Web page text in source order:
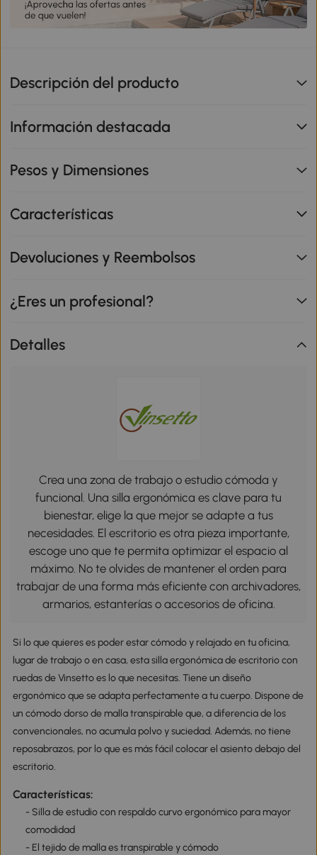
Descripción del producto
Información destacada
Pesos y Dimensiones
Características
Devoluciones y Reembolsos
¿Eres un profesional?
Detalles
Crea una zona de trabajo o estudio cómoda y
funcional. Una silla ergonómica es clave para tu
bienestar, elige la que mejor se adapte a tus
necesidades. El escritorio es otra pieza importante,
escoge uno que te permita optimizar el espacio al
máximo. No te olvides de mantener el orden para
trabajar de una forma más eficiente con archivadores,
armarios, estanterías o accesorios de oficina.
Si lo que quieres es poder estar cómodo y relajado en tu oficina,
lugar de trabajo o en casa, esta silla ergonómica de escritorio con
ruedas de Vinsetto es lo que necesitas. Tiene un diseño
ergonómico que se adapta perfectamente a tu cuerpo. Dispone de
un cómodo dorso de malla transpirable que, a diferencia de los
convencionales, no acumula polvo y suciedad. Además, no tiene
reposabrazos, por lo que es más fácil colocar el asiento debajo del
escritorio.
Características:
- Silla de estudio con respaldo curvo ergonómico para mayor
comodidad
- El tejido de malla es transpirable y cómodo